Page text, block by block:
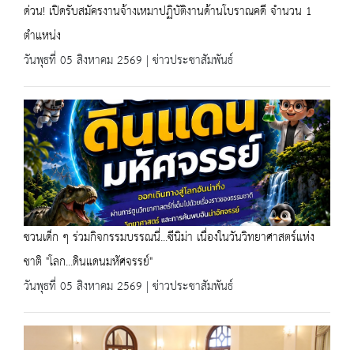
ด่วน! เปิดรับสมัครงานจ้างเหมาปฏิบัติงานด้านโบราณคดี จำนวน 1
ตำแหน่ง
วันพุธที่ 05 สิงหาคม 2569 | ข่าวประชาสัมพันธ์
ชวนเด็ก ๆ ร่วมกิจกรรมบรรณนี่...ซีนิม่า เนื่องในวันวิทยาศาสตร์แห่ง
ชาติ "โลก...ดินแดนมหัศจรรย์"
วันพุธที่ 05 สิงหาคม 2569 | ข่าวประชาสัมพันธ์